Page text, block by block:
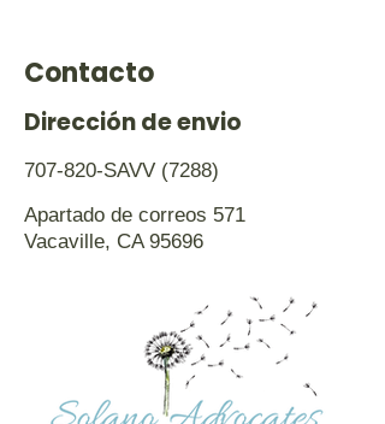
Contacto
Dirección de envio
707-820-SAVV (7288)
Apartado de correos 571
Vacaville, CA 95696